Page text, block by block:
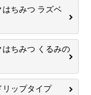
はちみつ ラズベ
はちみつ くるみの
ップタイプ